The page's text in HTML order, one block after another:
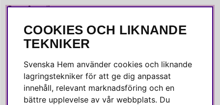
Press & media
SOCIALA MEDIER
Instagram
Linkedin
COOKIES OCH LIKNANDE
TEKNIKER
Svenska Hem använder cookies och liknande
lagringstekniker för att ge dig anpassat
innehåll, relevant marknadsföring och en
bättre upplevelse av vår webbplats. Du